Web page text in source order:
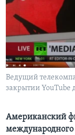
Learning English
СОЦИАЛЬНЫЕ СЕТИ
Языки
Ведущий
закрытии YouTube
Американский
международного